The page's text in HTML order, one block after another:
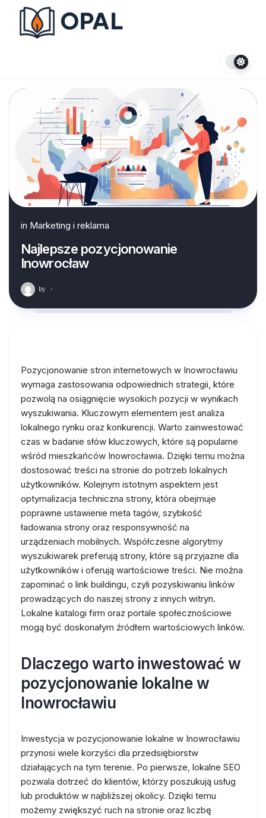
content
in Marketing i reklama
Najlepsze pozycjonowanie
Inowrocław
by ·
Pozycjonowanie stron internetowych w Inowrocławiu
wymaga zastosowania odpowiednich strategii, które
pozwolą na osiągnięcie wysokich pozycji w wynikach
wyszukiwania. Kluczowym elementem jest analiza
lokalnego rynku oraz konkurencji. Warto zainwestować
czas w badanie słów kluczowych, które są popularne
wśród mieszkańców Inowrocławia. Dzięki temu można
dostosować treści na stronie do potrzeb lokalnych
użytkowników. Kolejnym istotnym aspektem jest
optymalizacja techniczna strony, która obejmuje
poprawne ustawienie meta tagów, szybkość
ładowania strony oraz responsywność na
urządzeniach mobilnych. Współczesne algorytmy
wyszukiwarek preferują strony, które są przyjazne dla
użytkowników i oferują wartościowe treści. Nie można
zapominać o link buildingu, czyli pozyskiwaniu linków
prowadzących do naszej strony z innych witryn.
Lokalne katalogi firm oraz portale społecznościowe
mogą być doskonałym źródłem wartościowych linków.
Dlaczego warto inwestować w
pozycjonowanie lokalne w
Inowrocławiu
Inwestycja w pozycjonowanie lokalne w Inowrocławiu
przynosi wiele korzyści dla przedsiębiorstw
działających na tym terenie. Po pierwsze, lokalne SEO
pozwala dotrzeć do klientów, którzy poszukują usług
lub produktów w najbliższej okolicy. Dzięki temu
możemy zwiększyć ruch na stronie oraz liczbę